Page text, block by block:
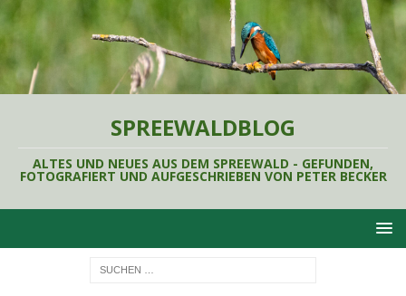
SPREEWALDBLOG
ALTES UND NEUES AUS DEM SPREEWALD - GEFUNDEN,
FOTOGRAFIERT UND AUFGESCHRIEBEN VON PETER BECKER